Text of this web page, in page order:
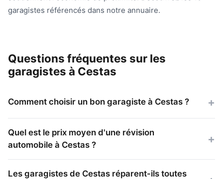
garagistes référencés dans notre annuaire.
Questions fréquentes sur les
garagistes à Cestas
Comment choisir un bon garagiste à Cestas ?
Quel est le prix moyen d'une révision
automobile à Cestas ?
Les garagistes de Cestas réparent-ils toutes